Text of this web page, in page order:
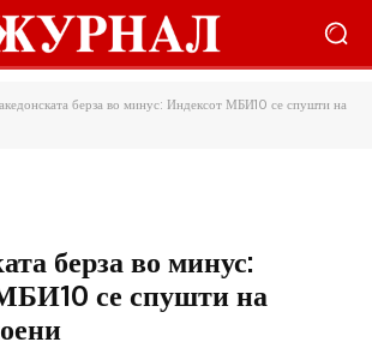
берза во минус: Индексот МБИ10 се спушти на
берза во минус:
се спушти на